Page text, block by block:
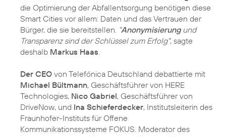
die Optimierung der Abfallentsorgung benötigen diese
Smart Cities vor allem: Daten und das Vertrauen der
Bürger, die sie bereitstellen. "Anonymisierungund
Transparenz sind der Schlüssel zum Erfolg", sagte
deshalb Markus Haas
Der CEO von Telefónica Deutschland debattierte mit
Michael Bültmann, Geschäftsführer von HERE
Technologies, Nico Gabriel, Geschäftsführer von
DriveNow, und Ina Schieferdecker, Institutsleiterin des
Fraunhofer-Instituts für Offene
Kommunikationssysteme FOKUS. Moderator des